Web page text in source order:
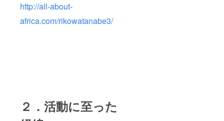
http://all-about-
africa.com/rikowatanabe3/
２．活動に至った